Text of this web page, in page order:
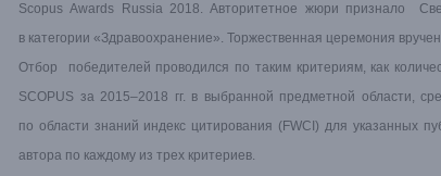
Scopus Awards Russia 2018. Авторитетное жюри признало
в категории «Здравоохранение». Торжественная церемония
Отбор победителей проводился по таким критериям, как
SCOPUS за 2015–2018 гг. в выбранной предметной области,
по области знаний индекс цитирования (FWCI) для указанных
автора по каждому из трех критериев.